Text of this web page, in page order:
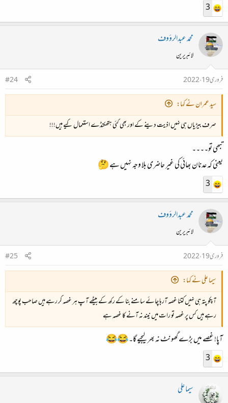
3
محمد عبدالرؤوف
لائبریرین
فروری 19، 2022
#24
سید عمران نے کہا:
صرف بیڑیاں ہی نہیں اذیت دینے کے اور بھی کئی ہتھکنڈے استعمال کیے ہیں!!!
تبھی تو۔۔۔۔
یعنی کہ عدنان بھائی کی غیر حاضری بلا وجہ نہیں ہے 🤔
3
محمد عبدالرؤوف
لائبریرین
فروری 19، 2022
#25
سیما علی نے کہا:
آپکو پتہ ہی نہیں کتنا غصہ آرہا چائے سامنے بنا کے رکھ کے بیٹھے آپ ہر غصہ کر رہے ہیں صاحب پوچھ
رہے ہیں کس پر غصہ تو رات میں نیند نہ آنے کا غصہ ہے
آپا! غصے میں بڑے گھونٹ نہ بھر لیجیے گا۔ 😂😂
3
سیما علی